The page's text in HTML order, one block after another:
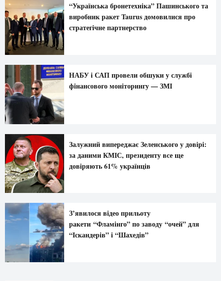
“Українська бронетехніка” Пашинського та
виробник ракет Taurus домовилися про
стратегічне партнерство
НАБУ і САП провели обшуки у службі
фінансового моніторингу — ЗМІ
Залужний випереджає Зеленського у довірі:
за даними КМІС, президенту все ще
довіряють 61% українців
З’явилося відео прильоту
ракети “Фламінго” по заводу “очей” для
“Іскандерів” і “Шахедів”